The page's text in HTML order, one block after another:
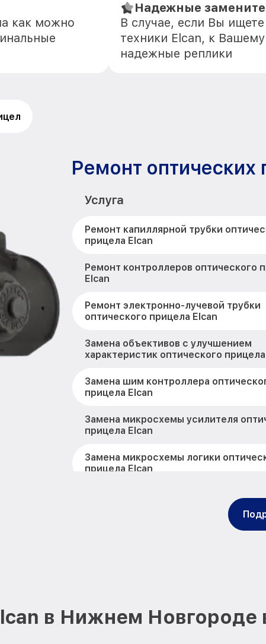
как можно
Надежные
В случае, если Вы
техники Elcan, к
надежные реплики
Ремонт оптических
Услуга
Ремонт капиллярной трубки
прицела Elcan
Ремонт контроллеров оптического
Elcan
Ремонт электронно-лучевой трубки
оптического прицела Elcan
Замена объективов с улучшением
характеристик оптического
Замена шим контроллера
прицела Elcan
Замена микросхемы усилителя
прицела Elcan
Замена микросхемы логики
прицела Elcan
Замена CORE оптического прицела
Ремонт встроенного дальнометра и
устройств оптического прицела
оптического прицела Elcan
в Нижнем Новгороде